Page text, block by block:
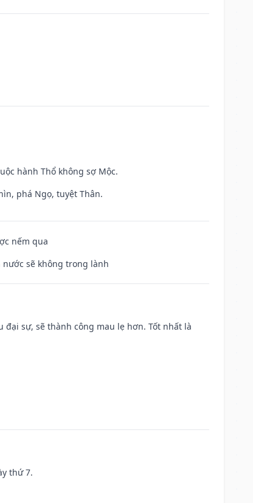
hành Thổ không sợ Mộc.
phá Ngọ, tuyệt Thân.
nếm qua
sẽ không trong lành
sự, sẽ thành công mau lẹ hơn. Tốt nhất là
thứ 7.